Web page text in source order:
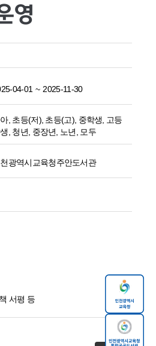
영
04-01 ~ 2025-11-30
, 초등(저), 초등(고), 중학생, 고등
, 청년, 중장년, 노년, 모두
광역시교육청주안도서관
서평 등